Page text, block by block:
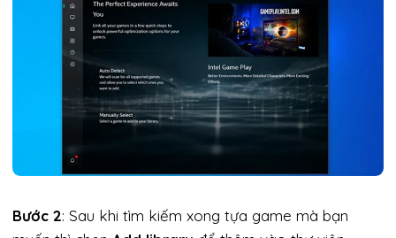
Bước 2: Sau khi tìm kiếm xong tựa game mà bạn